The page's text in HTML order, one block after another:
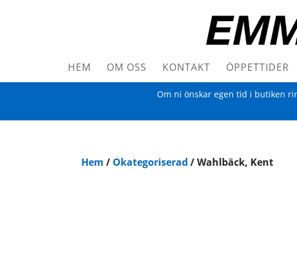
HEM OM OSS KONTAKT ÖPPETTIDER
Om ni önskar egen tid i butiken
Hem / Okategoriserad / Wahlbäck, Kent